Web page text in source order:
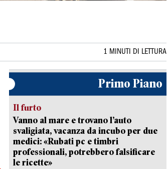
1 MINUTI DI LETTURA
Primo Piano
Il furto
Vanno al mare e trovano l’auto
svaligiata, vacanza da incubo per due
medici: «Rubati pc e timbri
professionali, potrebbero falsificare
le ricette»